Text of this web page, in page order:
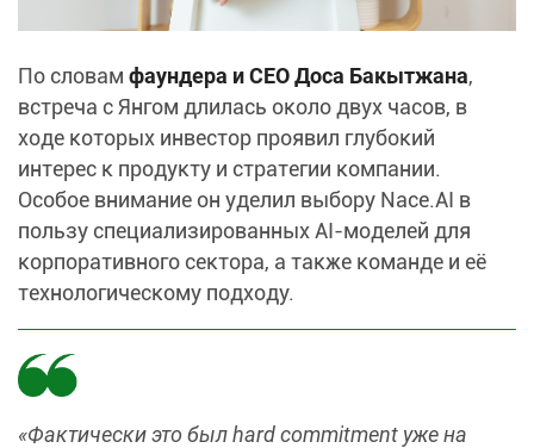
По словам фаундера и CEO Доса Бакытжана,
встреча с Янгом длилась около двух часов, в
ходе которых инвестор проявил глубокий
интерес к продукту и стратегии компании.
Особое внимание он уделил выбору Nace.AI в
пользу специализированных AI-моделей для
корпоративного сектора, а также команде и её
технологическому подходу.
«Фактически это был hard commitment уже на